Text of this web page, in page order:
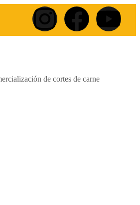
de cortes de carne